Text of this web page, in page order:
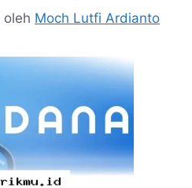
oleh Moch Lutfi Ardianto